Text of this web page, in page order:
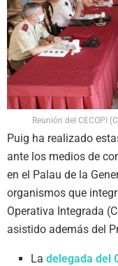
Reunión del CECOPI
Puig ha realizado
ante los medios de
en el Palau de la
organismos que
Operativa Integrada
asistido además del
Ladelegada del